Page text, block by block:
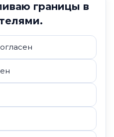
границы в